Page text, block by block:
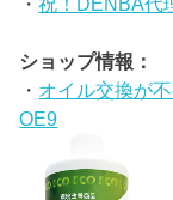
ショップ情報：
・ オイル交換が
OE9